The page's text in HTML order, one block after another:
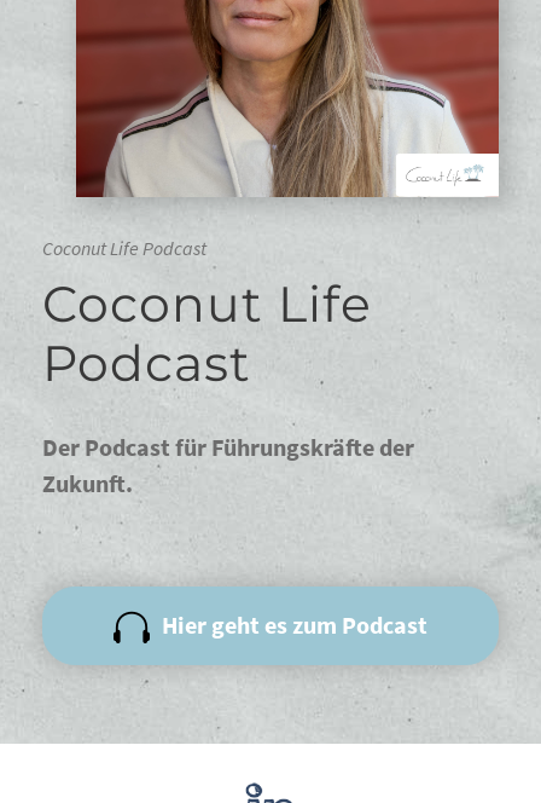
Coconut Life Podcast
Coconut Life
Podcast
Der Podcast für Führungskräfte der
Zukunft.
Hier geht es zum Podcast